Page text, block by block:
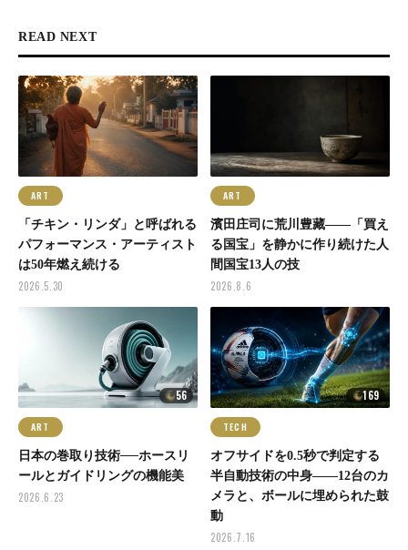
READ NEXT
ART
「チキン・リンダ」と呼ばれる
パフォーマンス・アーティスト
は50年燃え続ける
2026.5.30
ART
濱田庄司に荒川豊藏——「買え
る国宝」を静かに作り続けた人
間国宝13人の技
2026.8.6
56
ART
日本の巻取り技術──ホースリ
ールとガイドリングの機能美
2026.6.23
169
TECH
オフサイドを0.5秒で判定する
半自動技術の中身——12台のカ
メラと、ボールに埋められた鼓
動
2026.7.16